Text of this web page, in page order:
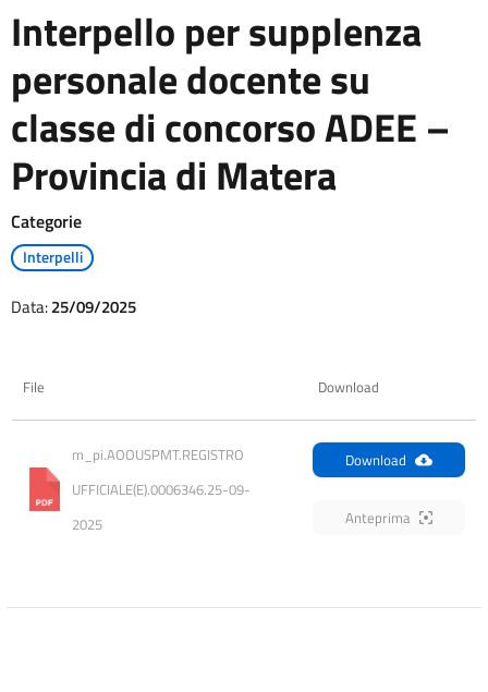
Interpello per supplenza
personale docente su
classe di concorso ADEE –
Provincia di Matera
Categorie
Interpelli
Data:25/09/2025
File Download
m_pi.AOOUSPMT.REGISTRO
UFFICIALE(E).0006346.25-09-
2025
Download
Anteprima